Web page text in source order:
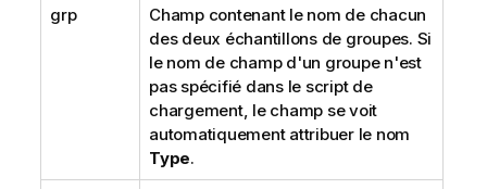
grp
Champ contenant le nom de chacun
des deux échantillons de groupes. Si
le nom de champ d'un groupe n'est
pas spécifié dans le script de
chargement, le champ se voit
automatiquement attribuer le nom
Type.